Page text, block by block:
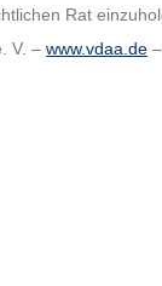
Rat
V. –www.vdaa.de